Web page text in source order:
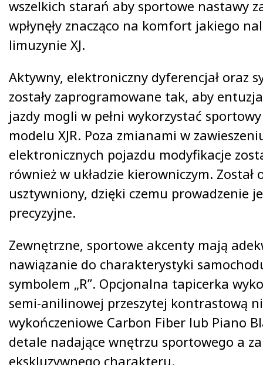
wszelkich starań aby sportowe nastawy
wpłynęły znacząco na komfort jakiego
limuzynie XJ.
Aktywny, elektroniczny dyferencjał oraz
zostały zaprogramowane tak, aby
jazdy mogli w pełni wykorzystać
modelu XJR. Poza zmianami w
elektronicznych pojazdu modyfikacje
również w układzie kierowniczym. Został
usztywniony, dzięki czemu prowadzenie
precyzyjne.
Zewnętrzne, sportowe akcenty mają
nawiązanie do charakterystyki
symbolem „R”. Opcjonalna tapicerka
semi-anilinowej przeszytej kontrastową
wykończeniowe Carbon Fiber lub Piano
detale nadające wnętrzu sportowego a
ekskluzywnego charakteru.